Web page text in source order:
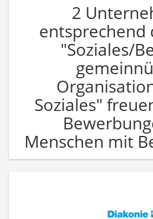
2
entsprechend
"Soziales/
Soziales"
Menschen mit